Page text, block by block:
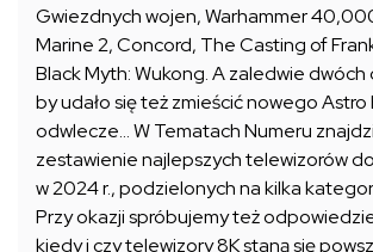
Gwiezdnych wojen, Warhammer
Marine 2, Concord, The Casting of
Black Myth: Wukong. A zaledwie dwóch
by udało się też zmieścić nowego Astro
odwlecze… W Tematach Numeru
zestawienie najlepszych telewizorów
w 2024 r., podzielonych na kilka
Przy okazji spróbujemy też
kiedy i czy telewizory 8K staną się